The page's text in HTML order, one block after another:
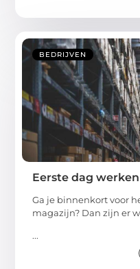
BEDRIJVEN
Eerste dag
Ga je binnenkort voor
magazijn? Dan zijn er
...